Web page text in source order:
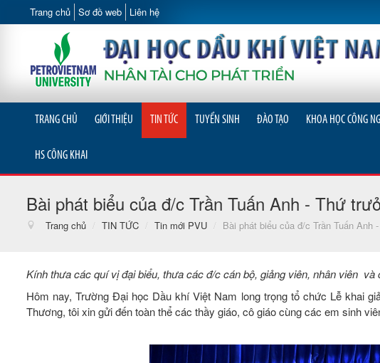
Trang chủ Sơ đồ web Liên hệ
TRANG CHỦ GIỚI THIỆU TIN TỨC TUYỂN SINH ĐÀO TẠO KHOA HỌC CÔNG
HS CÔNG KHAI
Bài phát biểu của đ/c Trần Tuấn Anh - Thứ
Trang chủ / TIN TỨC / Tin mới PVU / Bài phát biểu của đ/c Trần Tuấn
Kính thưa các quí vị đại biểu, thưa các đ/c cán bộ, giảng viên, nhân viên và
Hôm nay, Trường Đại học Dầu khí Việt Nam long trọng tổ chức Lễ khai
Thương, tôi xin gửi đến toàn thể các thầy giáo, cô giáo cùng các em sinh